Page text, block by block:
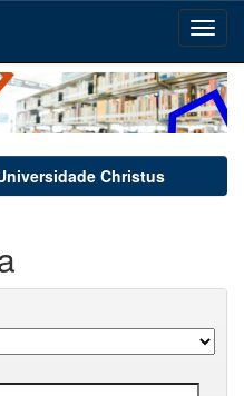
Christus